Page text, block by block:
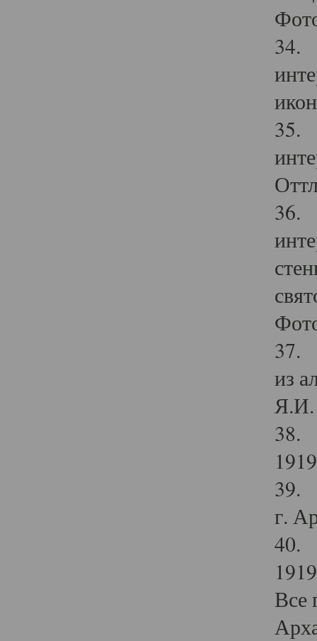
34.
35.
36.
37.
из
Я.И.
38.
39.
г.
40.
Все